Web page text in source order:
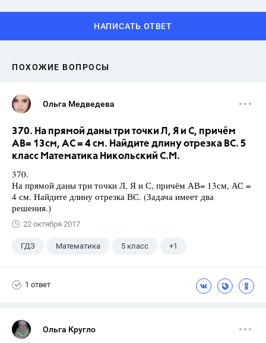
НАПИСАТЬ ОТВЕТ
ПОХОЖИЕ ВОПРОСЫ
Ольга Медведева
370. На прямой даны три точки Л, Я и С, причём
АВ= 13см, АС = 4 см. Найдите длину отрезка ВС. 5
класс Математика Никольский С.М.
370.
На прямой даны три точки Л, Я и С, причём АВ= 13см, АС =
4 см. Найдите длину отрезка ВС. (Задача имеет два
решения.)
22 октября 2017
ГДЗ Математика 5 класс +1
1 ответ
Ольга Кругло